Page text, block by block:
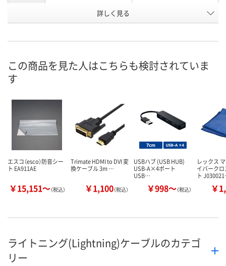
お届け日
数量
カゴへ カゴへ
詳しく見る
この商品を見た人はこちらも検討されていま
す
エスコ（esco）防音シー
ト EA911AE
￥15,151～（税込）
Trimate HDMI to DVI 変
換ケーブル 3m …
￥1,100（税込）
USBハブ (USB HUB)
USB-A×4ポート
USB…
￥998～（税込）
レックス
イバーク
ト
￥
ライトニング(Lightning)ケーブルのカテゴ
リー